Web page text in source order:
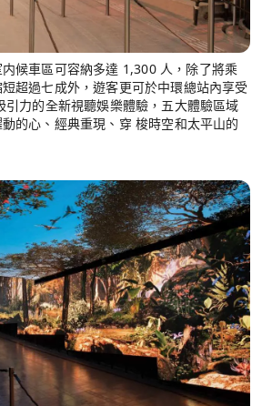
候車區可容納多達 1,300 人，除了將乘
超過七成外，遊客更可於中環總站內享受
引力的全新視聽娛樂體驗，五大體驗區域
的心、經典重現、穿 梭時空和太平山的